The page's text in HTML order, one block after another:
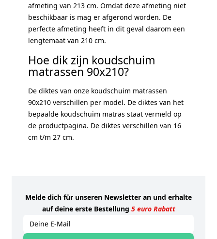
afmeting van 213 cm. Omdat deze afmeting niet
beschikbaar is mag er afgerond worden. De
perfecte afmeting heeft in dit geval daarom een
lengtemaat van 210 cm.
Hoe dik zijn koudschuim
matrassen 90x210?
De diktes van onze koudschuim matrassen
90x210 verschillen per model. De diktes van het
bepaalde koudschuim matras staat vermeld op
de productpagina. De diktes verschillen van 16
cm t/m 27 cm.
Melde dich für unseren Newsletter an und erhalte
auf deine erste Bestellung 5 euro Rabatt
E-mailadres